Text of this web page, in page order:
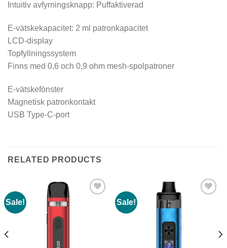
Intuitiv avfyrningsknapp: Puffaktiverad
E-vätskekapacitet: 2 ml patronkapacitet
LCD-display
Topfyllningssystem
Finns med 0,6 och 0,9 ohm mesh-spolpatroner
E-vätskefönster
Magnetisk patronkontakt
USB Type-C-port
RELATED PRODUCTS
Sale! Sale!